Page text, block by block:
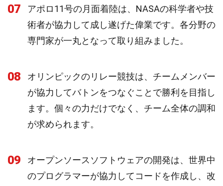
07
アポロ11号の月面着陸は、NASAの科学者や技
術者が協力して成し遂げた偉業です。各分野の
専門家が一丸となって取り組みました。
08
オリンピックのリレー競技は、チームメンバー
が協力してバトンをつなぐことで勝利を目指し
ます。個々の力だけでなく、チーム全体の調和
が求められます。
09
オープンソースソフトウェアの開発は、世界中
のプログラマーが協力してコードを作成し、改